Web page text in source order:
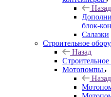
Назад
блок-
Салазки
Строительное
Назад
Мотопомпы
Назад